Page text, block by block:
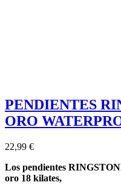
PENDIENTES
ORO
22,99 €
Los pendientes
oro 18 kilates,